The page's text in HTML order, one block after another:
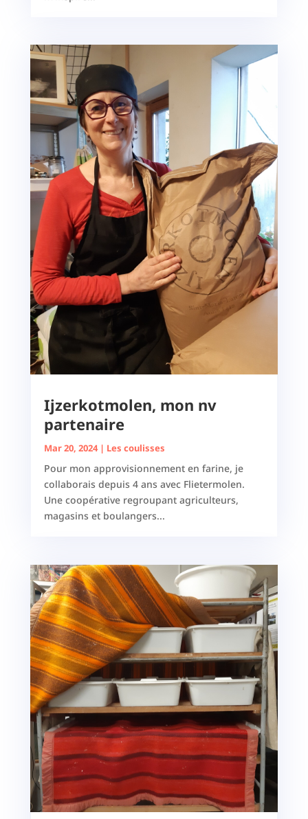
Ijzerkotmolen, mon nv
partenaire
Mar 20, 2024| Les coulisses
Pour mon approvisionnement en farine, je
collaborais depuis 4 ans avec Flietermolen.
Une coopérative regroupant agriculteurs,
magasins et boulangers...